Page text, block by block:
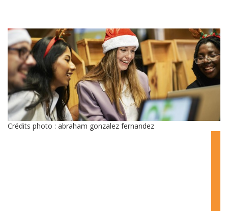
Crédits photo : abraham gonzalez fernandez